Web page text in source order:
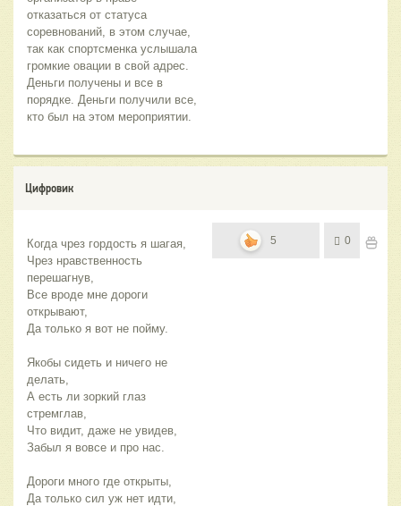
отказаться от статуса
соревнований, в этом случае,
так как спортсменка услышала
громкие овации в свой адрес.
Деньги получены и все в
порядке. Деньги получили все,
кто был на этом мероприятии.
Цифровик
Когда чрез гордость я шагая,
Чрез нравственность
перешагнув,
Все вроде мне дороги
открывают,
Да только я вот не пойму.
Якобы сидеть и ничего не
делать,
А есть ли зоркий глаз
стремглав,
Что видит, даже не увидев,
Забыл я вовсе и про нас.
Дороги много где открыты,
Да только сил уж нет идти,
5 0